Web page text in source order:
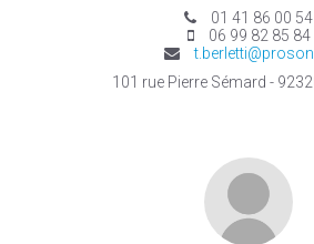
01 41 86 00 54
06 99 82 85 84
101 rue Pierre Sémard -